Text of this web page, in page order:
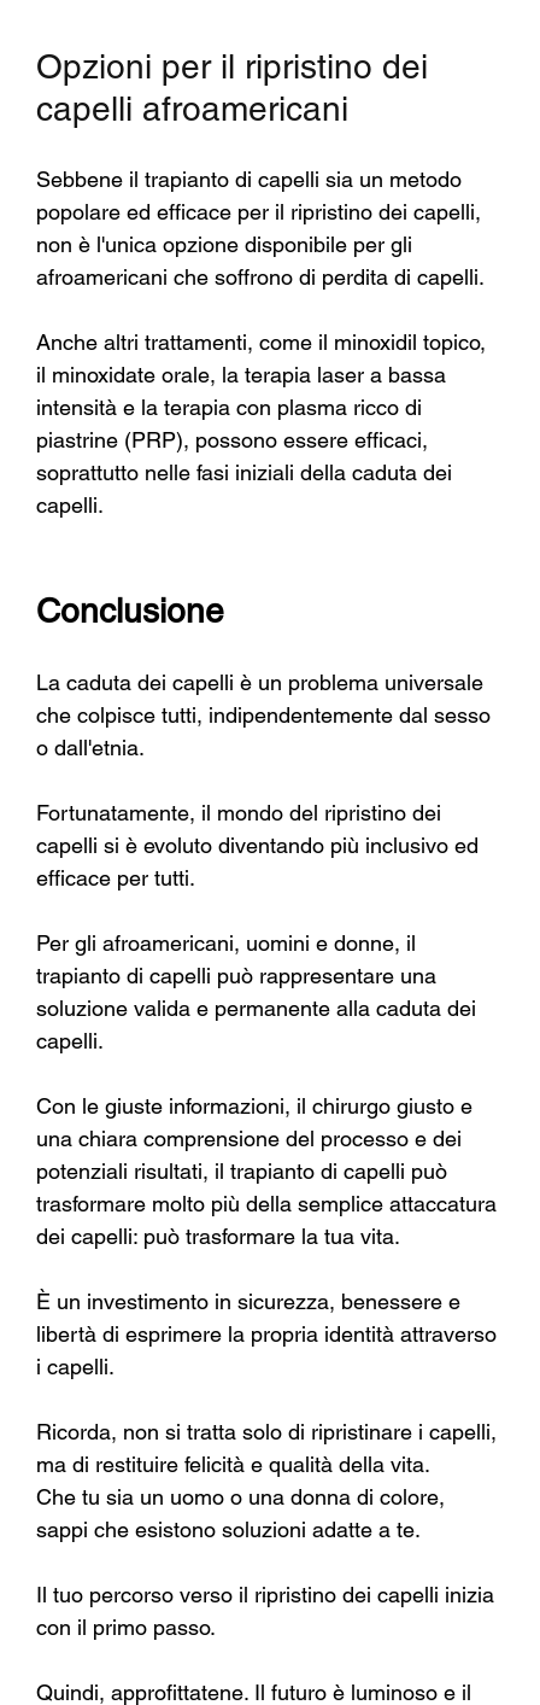
Opzioni per il ripristino dei
capelli afroamericani
Sebbene il trapianto di capelli sia un metodo
popolare ed efficace per il ripristino dei capelli,
non è l'unica opzione disponibile per gli
afroamericani che soffrono di perdita di capelli.
Anche altri trattamenti, come il minoxidil topico,
il minoxidate orale, la terapia laser a bassa
intensità e la terapia con plasma ricco di
piastrine (PRP), possono essere efficaci,
soprattutto nelle fasi iniziali della caduta dei
capelli.
Conclusione
La caduta dei capelli è un problema universale
che colpisce tutti, indipendentemente dal sesso
o dall'etnia.
Fortunatamente, il mondo del ripristino dei
capelli si è evoluto diventando più inclusivo ed
efficace per tutti.
Per gli afroamericani, uomini e donne, il
trapianto di capelli può rappresentare una
soluzione valida e permanente alla caduta dei
capelli.
Con le giuste informazioni, il chirurgo giusto e
una chiara comprensione del processo e dei
potenziali risultati, il trapianto di capelli può
trasformare molto più della semplice attaccatura
dei capelli: può trasformare la tua vita.
È un investimento in sicurezza, benessere e
libertà di esprimere la propria identità attraverso
i capelli.
Ricorda, non si tratta solo di ripristinare i capelli,
ma di restituire felicità e qualità della vita.
Che tu sia un uomo o una donna di colore,
sappi che esistono soluzioni adatte a te.
Il tuo percorso verso il ripristino dei capelli inizia
con il primo passo.
Quindi, approfittatene. Il futuro è luminoso e il